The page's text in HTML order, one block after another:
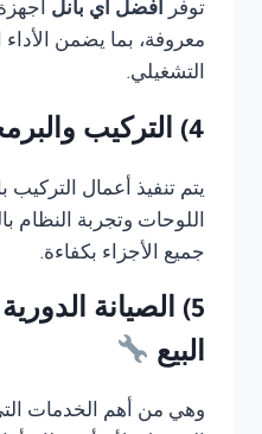
توفر أفضل أي بانل
معروفة، بما يضمن
التشغيلي.
4) التركيب والبرمجة
يتم تنفيذ أعمال التركيب
اللوحات وتجربة النظام
جميع الأجزاء بكفاءة.
5) الصيانة
البيع
وهي من أهم الخدمات